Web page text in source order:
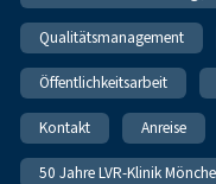
Qualitätsmanagement
Öffentlichkeitsarbeit
Kontakt Anreise
50 Jahre LVR-Klinik